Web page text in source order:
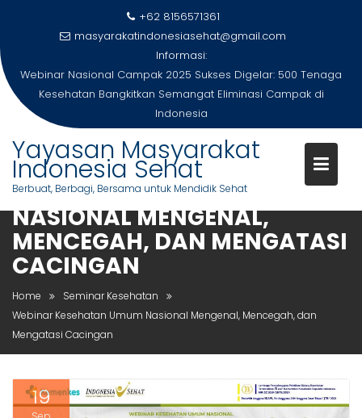
content
+62 8156571361
masyarakatindonesiasehat@gmail.com
Informasi:
Pengumuman Juara Lomba Menulis Cerpen Nasional!
Semangat Pancasila Menggema di Era Digital
Yayasan Masyarakat
Indonesia Sehat
Berbuat, Berbagi, Bersama untuk Mendidik Sehat
WEBINAR KESEHATAN UMUM
NASIONAL MENGENAL,
MENCEGAH, DAN MENGATASI
CACINGAN
Home
Seminar Kesehatan
Webinar Kesehatan Umum Nasional Mengenal, Mencegah, dan
Mengatasi Cacingan
19
Sep